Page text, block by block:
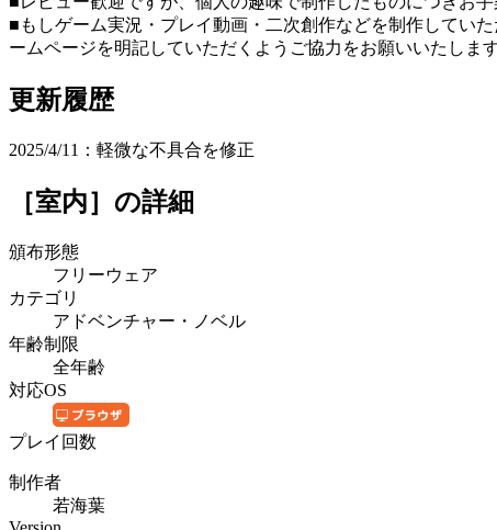
■もしゲーム実況・プレイ動画・二次創作などを制作してい
ームページを明記していただくようご協力をお願いいたします
更新履歴
2025/4/11：軽微な不具合を修正
［室内］ の詳細
頒布形態
フリーウェア
カテゴリ
アドベンチャー・ノベル
年齢制限
全年齢
対応OS
プレイ回数
制作者
若海葉